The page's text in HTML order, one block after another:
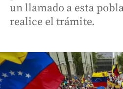
un llamado a esta
realice el trámite.